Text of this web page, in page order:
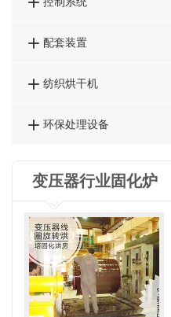
 配套装置
 纺织烘干机
 环保处理设备
变压器行业固化炉